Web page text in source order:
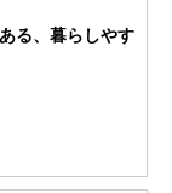
る、暮らしやす